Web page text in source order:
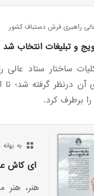
راهبری فرش دستباف کشور
و تبلیغات انتخاب شد
ساختار ستاد
درنظر گرفته شد؛ تا
برطرف کرد.
به
ای کاش
هنر،